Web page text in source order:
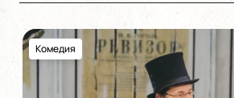
Комедия